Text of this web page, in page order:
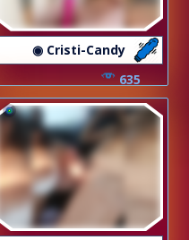
◉ Cristi-Candy
635